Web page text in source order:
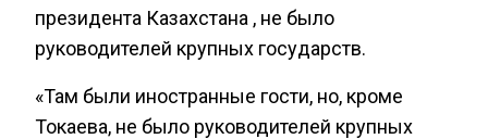
президента Казахстана , не было
руководителей крупных государств.
«Там были иностранные гости, но, кроме
Токаева, не было руководителей крупных